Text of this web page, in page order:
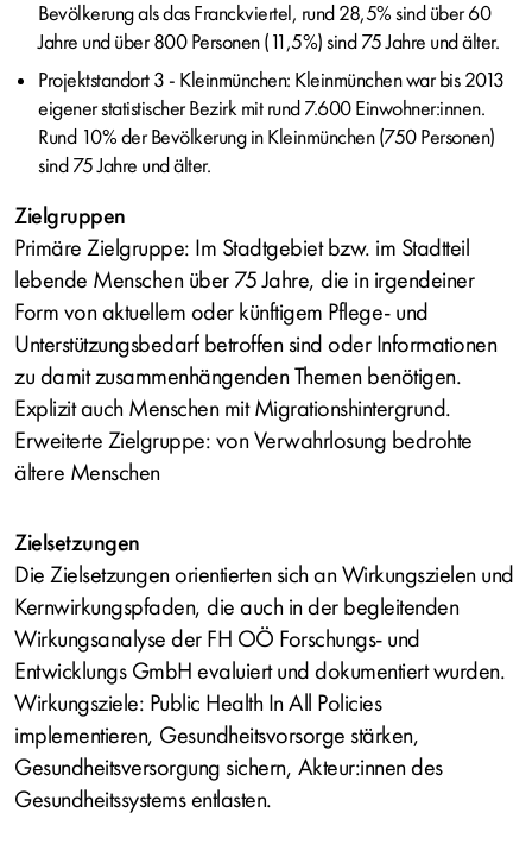
Bevölkerung als das Franckviertel, rund 28,5% sind über 60
Jahre und über 800 Personen (11,5%) sind 75 Jahre und älter.
Projektstandort 3 - Kleinmünchen: Kleinmünchen war bis 2013
eigener statistischer Bezirk mit rund 7.600 Einwohner:innen.
Rund 10% der Bevölkerung in Kleinmünchen (750 Personen)
sind 75 Jahre und älter.
Zielgruppen
Primäre Zielgruppe: Im Stadtgebiet bzw. im Stadtteil
lebende Menschen über 75 Jahre, die in irgendeiner
Form von aktuellem oder künftigem Pflege- und
Unterstützungsbedarf betroffen sind oder Informationen
zu damit zusammenhängenden Themen benötigen.
Explizit auch Menschen mit Migrationshintergrund.
Erweiterte Zielgruppe: von Verwahrlosung bedrohte
ältere Menschen
Zielsetzungen
Die Zielsetzungen orientierten sich an Wirkungszielen und
Kernwirkungspfaden, die auch in der begleitenden
Wirkungsanalyse der FH OÖ Forschungs- und
Entwicklungs GmbH evaluiert und dokumentiert wurden.
Wirkungsziele: Public Health In All Policies
implementieren, Gesundheitsvorsorge stärken,
Gesundheitsversorgung sichern, Akteur:innen des
Gesundheitssystems entlasten.